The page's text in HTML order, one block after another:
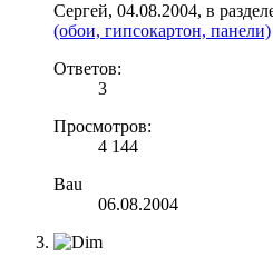
Сергей, 04.08.2004, в
(обои, гипсокартон, панели)
Ответов:
3
Просмотров:
4 144
Bau
06.08.2004